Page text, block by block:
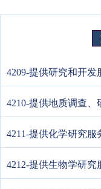
4209-提供研究和开发
4210-提供地质调查、
4211-提供化学研究服
4212-提供生物学研究